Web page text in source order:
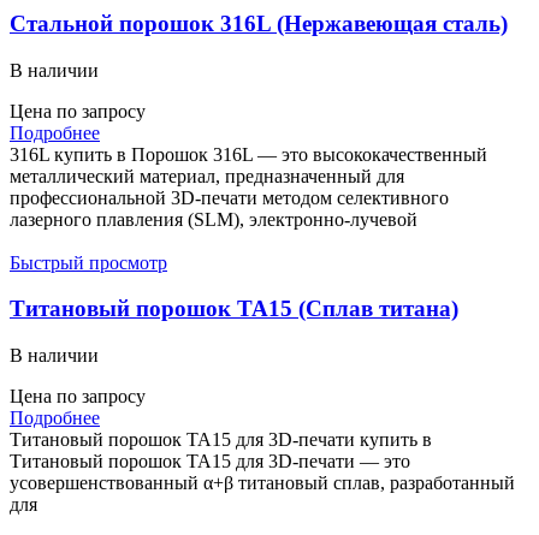
Стальной порошок 316L (Нержавеющая сталь)
В наличии
Цена по запросу
Подробнее
316L купить в Порошок 316L — это высококачественный
металлический материал, предназначенный для
профессиональной 3D-печати методом селективного
лазерного плавления (SLM), электронно-лучевой
Быстрый просмотр
Титановый порошок TA15 (Сплав титана)
В наличии
Цена по запросу
Подробнее
Титановый порошок TA15 для 3D-печати купить в
Титановый порошок TA15 для 3D-печати — это
усовершенствованный α+β титановый сплав, разработанный
для